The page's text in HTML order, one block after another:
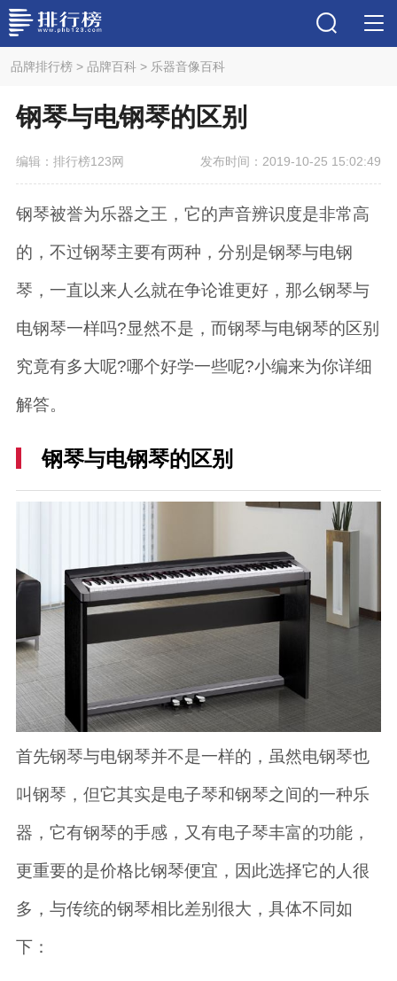
品牌排行榜> 品牌百科> 乐器音像百科
钢琴与电钢琴的区别
编辑：排行榜123网 发布时间：2019-10-25 15:02:49
钢琴被誉为乐器之王，它的声音辨识度是非常高
的，不过钢琴主要有两种，分别是钢琴与电钢
琴，一直以来人么就在争论谁更好，那么钢琴与
电钢琴一样吗?显然不是，而钢琴与电钢琴的区别
究竟有多大呢?哪个好学一些呢?小编来为你详细
解答。
钢琴与电钢琴的区别
首先钢琴与电钢琴并不是一样的，虽然电钢琴也
叫钢琴，但它其实是电子琴和钢琴之间的一种乐
器，它有钢琴的手感，又有电子琴丰富的功能，
更重要的是价格比钢琴便宜，因此选择它的人很
多，与传统的钢琴相比差别很大，具体不同如
下：